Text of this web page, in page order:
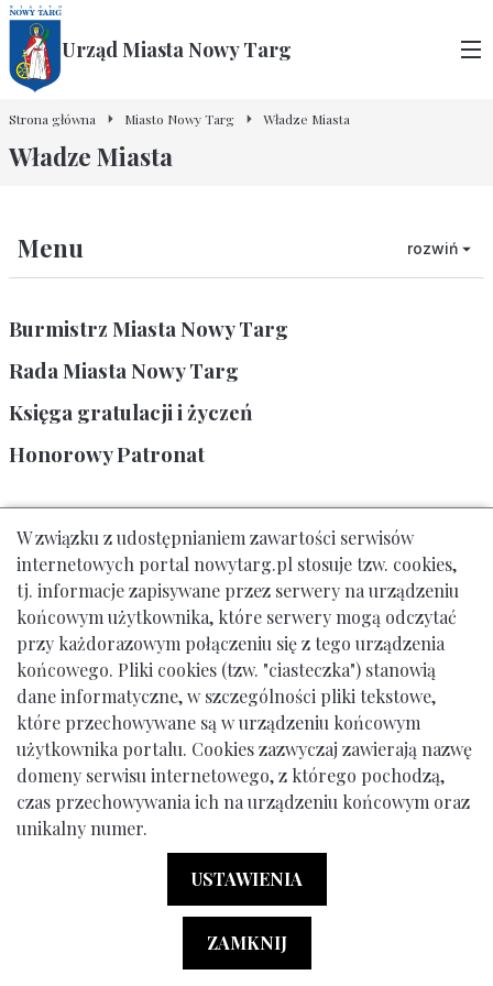
Urząd Miasta Nowy Targ
Strona główna Miasto Nowy Targ Władze Miasta
Władze Miasta
Menu rozwiń
Burmistrz Miasta Nowy Targ
Rada Miasta Nowy Targ
Księga gratulacji i życzeń
Honorowy Patronat
Urząd Miasta Nowy Targ: ul. Krzywa 1, tel. 18 261 12 00
© Gmina Miasto Nowy Targ
Menu dodatkowe (stopka)
Klauzula Informacyjna RODO
Deklaracja Dostępności
Powered by:Ideo
W związku z udostępnianiem zawartości serwisów
internetowych portal nowytarg.pl stosuje tzw. cookies,
tj. informacje zapisywane przez serwery na urządzeniu
końcowym użytkownika, które serwery mogą odczytać
przy każdorazowym połączeniu się z tego urządzenia
końcowego. Pliki cookies (tzw. "ciasteczka") stanowią
dane informatyczne, w szczególności pliki tekstowe,
które przechowywane są w urządzeniu końcowym
użytkownika portalu. Cookies zazwyczaj zawierają nazwę
domeny serwisu internetowego, z którego pochodzą,
czas przechowywania ich na urządzeniu końcowym oraz
unikalny numer.
USTAWIENIA
ZAMKNIJ